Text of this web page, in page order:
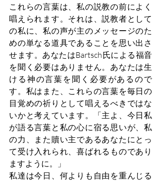
これらの言葉は、私の説教の前によく
唱えられます。それは、説教者として
の私に、私の声が主のメッセージのた
めの単なる道具であることを思い出さ
せます。あなたはBartsch氏による福音
を聞く必要はありません。あなたは生
ける神の言葉を聞く必要があるので
す。私はまた、これらの言葉を毎日の
目覚めの祈りとして唱えるべきではな
いかと考えています。「主よ、今日私
が語る言葉と私の心に宿る思いが、私
の力、また贖い主であるあなたにとっ
て受け入れられ、喜ばれるものであり
ますように。」
私達は今日、何よりも自由を重んじる